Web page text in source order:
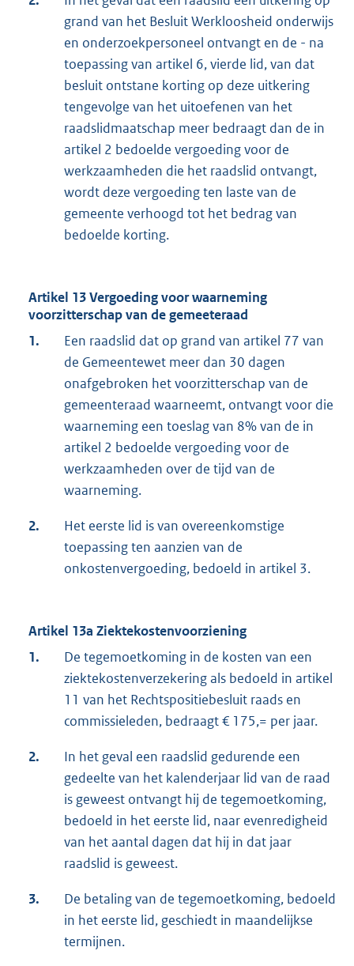
grand van het Besluit Werkloosheid onderwijs
en onderzoekpersoneel ontvangt en de - na
toepassing van artikel 6, vierde lid, van dat
besluit ontstane korting op deze uitkering
tengevolge van het uitoefenen van het
raadslidmaatschap meer bedraagt dan de in
artikel 2 bedoelde vergoeding voor de
werkzaamheden die het raadslid ontvangt,
wordt deze vergoeding ten laste van de
gemeente verhoogd tot het bedrag van
bedoelde korting.
Artikel 13 Vergoeding voor waarneming
voorzitterschap van de gemeeteraad
1.
Een raadslid dat op grand van artikel 77 van
de Gemeentewet meer dan 30 dagen
onafgebroken het voorzitterschap van de
gemeenteraad waarneemt, ontvangt voor die
waarneming een toeslag van 8% van de in
artikel 2 bedoelde vergoeding voor de
werkzaamheden over de tijd van de
waarneming.
2.
Het eerste lid is van overeenkomstige
toepassing ten aanzien van de
onkostenvergoeding, bedoeld in artikel 3.
Artikel 13a Ziektekostenvoorziening
1.
De tegemoetkoming in de kosten van een
ziektekostenverzekering als bedoeld in artikel
11 van het Rechtspositiebesluit raads en
commissieleden, bedraagt € 175,= per jaar.
2.
In het geval een raadslid gedurende een
gedeelte van het kalenderjaar lid van de raad
is geweest ontvangt hij de tegemoetkoming,
bedoeld in het eerste lid, naar evenredigheid
van het aantal dagen dat hij in dat jaar
raadslid is geweest.
3.
De betaling van de tegemoetkoming, bedoeld
in het eerste lid, geschiedt in maandelijkse
termijnen.